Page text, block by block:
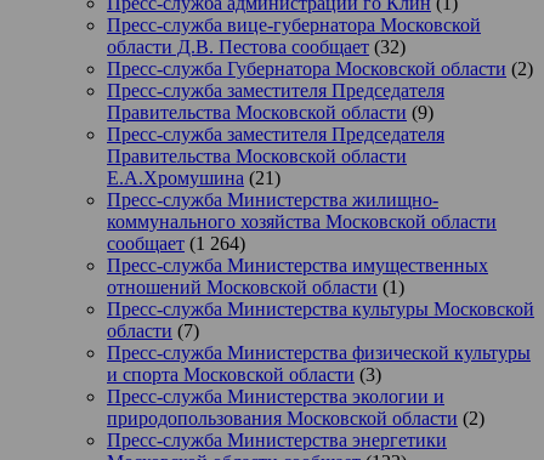
Пресс-служба вице-губернатора Московской
области Д.В. Пестова сообщает (32)
Пресс-служба Губернатора Московской области (2)
Пресс-служба заместителя Председателя
Правительства Московской области (9)
Пресс-служба заместителя Председателя
Правительства Московской области
Е.А.Хромушина (21)
Пресс-служба Министерства жилищно-
коммунального хозяйства Московской области
сообщает (1 264)
Пресс-служба Министерства имущественных
отношений Московской области (1)
Пресс-служба Министерства культуры Московской
области (7)
Пресс-служба Министерства физической культуры
и спорта Московской области (3)
Пресс-служба Министерства экологии и
природопользования Московской области (2)
Пресс-служба Министерства энергетики